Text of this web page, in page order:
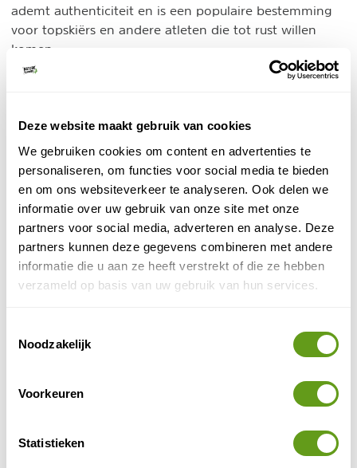
Deze website maakt gebruik van cookies
We gebruiken cookies om content en advertenties te
personaliseren, om functies voor social media te bieden
en om ons websiteverkeer te analyseren. Ook delen we
informatie over uw gebruik van onze site met onze
partners voor social media, adverteren en analyse. Deze
partners kunnen deze gegevens combineren met andere
informatie die u aan ze heeft verstrekt of die ze hebben
verzameld op basis van uw gebruik van hun services.
Noodzakelijk
Voorkeuren
Statistieken
ademt authenticiteit en is een populaire bestemming
voor topskiërs en andere atleten die tot rust willen
komen.
© Naturescanner Welmoed
Dat het zo heerlijk rustig is in Ramsau am Dachstein is
Prugger ons terwijl we vanaf de Rittisberg uitkijken
bergen. De nu gepensioneerde Heinz was 40 jaar
directeur bij de lokale VVV en is medeverantwoordelijk